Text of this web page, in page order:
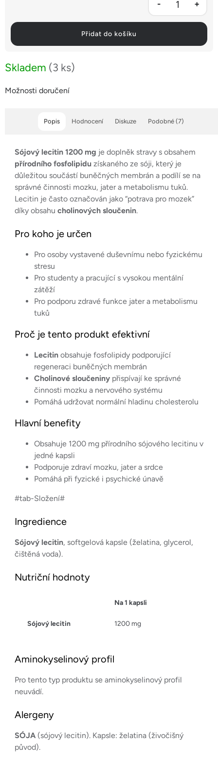
Skladem (3 ks)
Možnosti doručení
Přidat do košíku
Popis Podobné (7)
Hodnocení Diskuze
Sójový lecitin 1200 mg je doplněk stravy s obsahem
přírodního fosfolipidu získaného ze sóji, který je
důležitou součástí buněčných membrán a podílí se na
správné činnosti mozku, jater a metabolismu tuků.
Lecitin je často označován jako “potrava pro mozek”
díky obsahu cholinových sloučenin.
Pro koho je určen
Pro osoby vystavené duševnímu nebo fyzickému
stresu
Pro studenty a pracující s vysokou mentální
zátěží
Pro podporu zdravé funkce jater a metabolismu
tuků
Proč je tento produkt efektivní
Lecitin obsahuje fosfolipidy podporující
regeneraci buněčných membrán
Cholinové sloučeniny přispívají ke správné
činnosti mozku a nervového systému
Pomáhá udržovat normální hladinu cholesterolu
Hlavní benefity
Obsahuje 1200 mg přírodního sójového lecitinu v
jedné kapsli
Podporuje zdraví mozku, jater a srdce
Pomáhá při fyzické i psychické únavě
#tab-Složení#
Ingredience
Sójový lecitin, softgelová kapsle (želatina, glycerol,
čištěná voda).
Nutriční hodnoty
Na 1 kapsli
Sójový lecitin 1200 mg
Aminokyselinový profil
Pro tento typ produktu se aminokyselinový profil
neuvádí.
Alergeny
SÓJA (sójový lecitin). Kapsle: želatina (živočišný
původ).